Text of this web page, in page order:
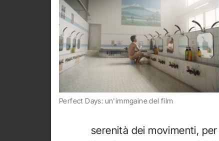
Perfect Days: un'immgaine del film
serenità dei movimenti,